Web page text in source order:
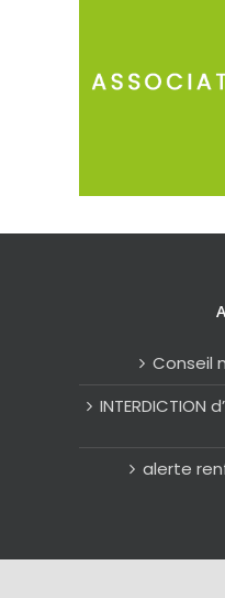
Conseil
INTERDICTION
alerte
Saint-